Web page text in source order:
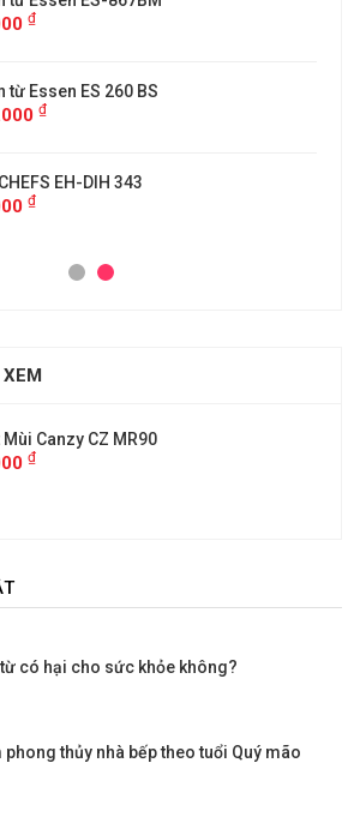
₫
từ Essen ES 260 BS
₫
EH-DIH 343
₫
Mùi Canzy CZ MR90
₫
từ có hại cho sức khỏe không?
phong thủy nhà bếp theo tuổi Quý mão